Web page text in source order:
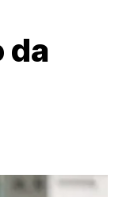
da